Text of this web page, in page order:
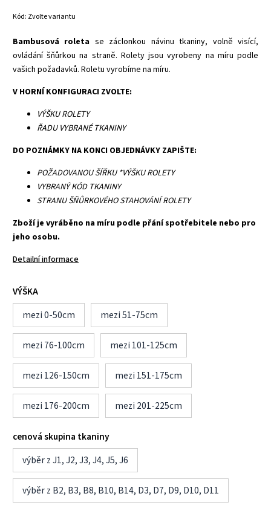
Kód: Zvolte variantu
Bambusová roleta se záclonkou návinu tkaniny, volně visící,
ovládání šňůrkou na straně. Rolety jsou vyrobeny na míru podle
vašich požadavků. Roletu vyrobíme na míru.
V HORNÍ KONFIGURACI ZVOLTE:
VÝŠKU ROLETY
ŘADU VYBRANÉ TKANINY
DO POZNÁMKY NA KONCI OBJEDNÁVKY ZAPIŠTE:
POŽADOVANOU ŠÍŘKU *VÝŠKU ROLETY
VYBRANÝ KÓD TKANINY
STRANU ŠŇŮRKOVÉHO STAHOVÁNÍ ROLETY
Zboží je vyráběno na míru podle přání spotřebitele nebo pro
jeho osobu.
Detailní informace
VÝŠKA
mezi 0-50cm
mezi 51-75cm
mezi 76-100cm mezi 101-125cm
mezi 126-150cm mezi 151-175cm
mezi 176-200cm mezi 201-225cm
cenová skupina tkaniny
výběr z J1, J2, J3, J4, J5, J6
výběr z B2, B3, B8, B10, B14, D3, D7, D9, D10, D11